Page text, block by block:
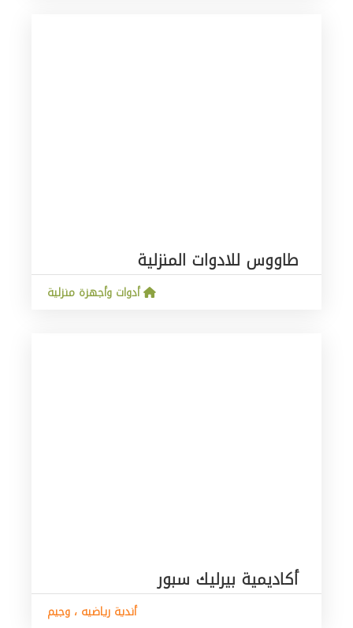
طاووس للادوات المنزلية
أدوات وأجهزة منزلية
أكاديمية بيرليك سبور
أندية رياضيه ، وجيم